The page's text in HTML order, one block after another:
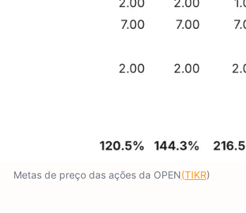
Metas de preço das ações da OPEN(TIKR)